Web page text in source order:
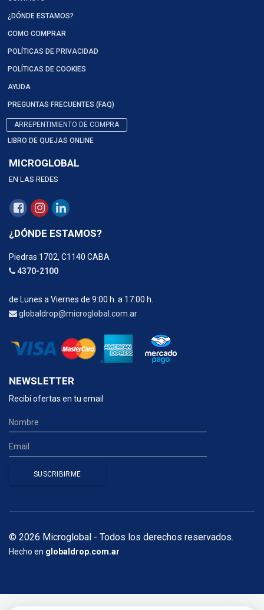
¿DÓNDE ESTAMOS?
COMO COMPRAR
POLÍTICAS DE PRIVACIDAD
POLÍTICAS DE COOKIES
AYUDA
PREGUNTAS FRECUENTES (FAQ)
ARREPENTIMIENTO DE COMPRA
LIBRO DE QUEJAS ONLINE
MICROGLOBAL
EN LAS REDES
¿DÓNDE ESTAMOS?
Piedras 1702, C1140 CABA
4370-2100
de Lunes a Viernes de 9:00 h. a 17:00 h.
globaldrop@microglobal.com.ar
NEWSLETTER
Recibí ofertas en tu email
© 2026 Microglobal - Todos los derechos reservados.
Hecho en globaldrop.com.ar